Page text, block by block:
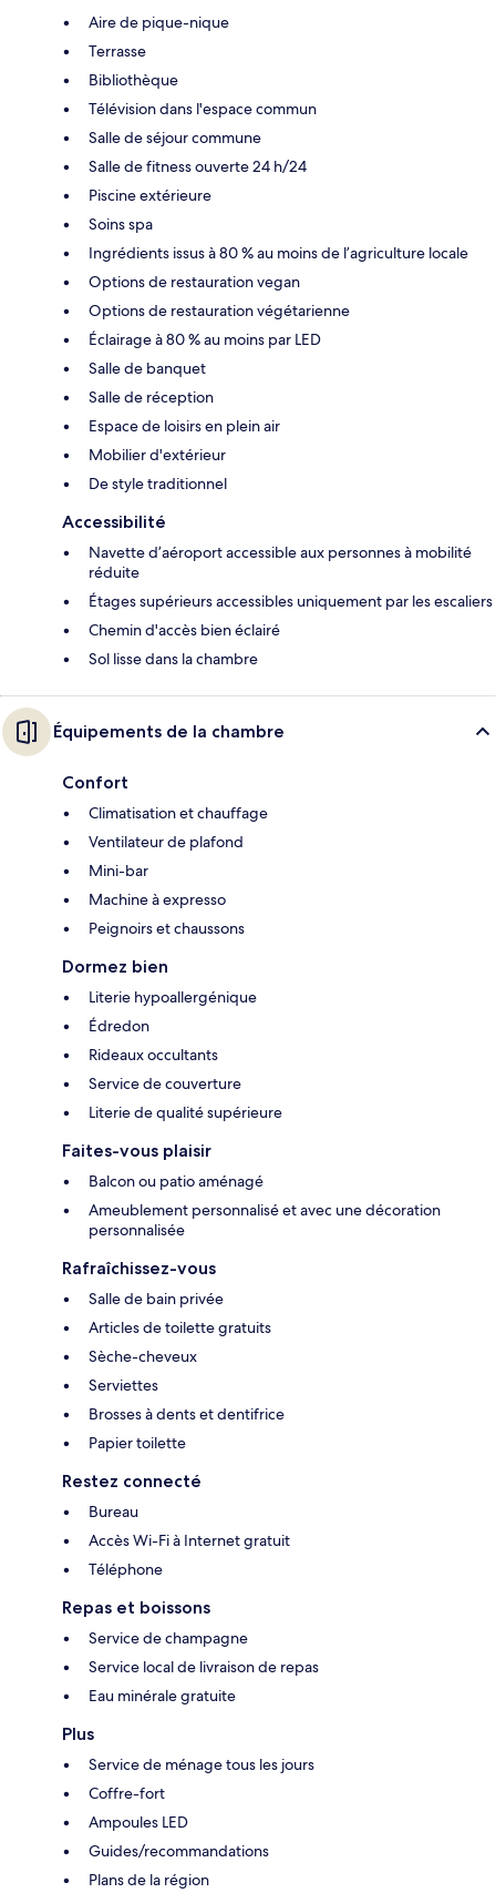
Aire de pique-nique
Terrasse
Bibliothèque
Télévision dans l'espace commun
Salle de séjour commune
Salle de fitness ouverte 24 h/24
Piscine extérieure
Soins spa
Ingrédients issus à 80 % au moins de l’agriculture locale
Options de restauration vegan
Options de restauration végétarienne
Éclairage à 80 % au moins par LED
Salle de banquet
Salle de réception
Espace de loisirs en plein air
Mobilier d'extérieur
De style traditionnel
Accessibilité
Navette d’aéroport accessible aux personnes à mobilité
réduite
Étages supérieurs accessibles uniquement par les escaliers
Chemin d'accès bien éclairé
Sol lisse dans la chambre
Équipements de la chambre
Confort
Climatisation et chauffage
Ventilateur de plafond
Mini-bar
Machine à expresso
Peignoirs et chaussons
Dormez bien
Literie hypoallergénique
Édredon
Rideaux occultants
Service de couverture
Literie de qualité supérieure
Faites-vous plaisir
Balcon ou patio aménagé
Ameublement personnalisé et avec une décoration
personnalisée
Rafraîchissez-vous
Salle de bain privée
Articles de toilette gratuits
Sèche-cheveux
Serviettes
Brosses à dents et dentifrice
Papier toilette
Restez connecté
Bureau
Accès Wi-Fi à Internet gratuit
Téléphone
Repas et boissons
Service de champagne
Service local de livraison de repas
Eau minérale gratuite
Plus
Service de ménage tous les jours
Coffre-fort
Ampoules LED
Guides/recommandations
Plans de la région